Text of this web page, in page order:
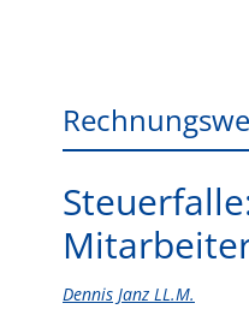
Dennis Janz LL.M.